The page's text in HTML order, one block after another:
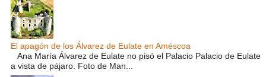
El apagón de los Álvarez de Eulate en Améscoa
Ana María Álvarez de Eulate no pisó el Palacio Palacio de Eulate
a vista de pájaro. Foto de Man...